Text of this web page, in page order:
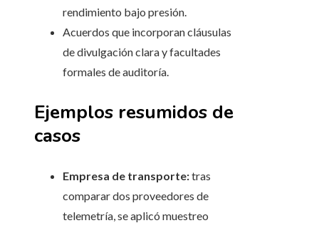
rendimiento bajo presión.
Acuerdos que incorporan cláusulas
de divulgación clara y facultades
formales de auditoría.
Ejemplos resumidos de
casos
Empresa de transporte:tras
comparar dos proveedores de
telemetría, se aplicó muestreo